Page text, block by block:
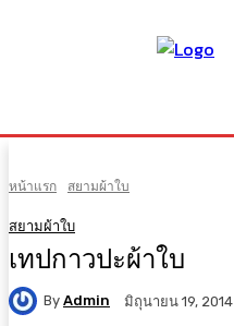
หน้าแรก สยามผ้าใบ
สยามผ้าใบ
เทปกาวปะผ้าใบ
By Admin มิถุนายน 19, 2014